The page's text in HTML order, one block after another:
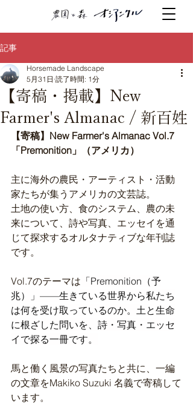
記事
【寄稿・掲載】New
Farmer's Almanac / 新百姓
Horsemade Landscape
5月31日 読了時間: 1分
【寄稿】New Farmer's Almanac Vol.7
「Premonition」（アメリカ）
主に海外の農民・アーティスト・活動
家たちが集うアメリカの文芸誌。
土地の使い方、食のシステム、農の未
来について、詩や写真、エッセイを通
じて探求するオルタナティブな年刊誌
です。
Vol.7のテーマは 「Premonition（予
兆）」——生きている世界から私たち
は何を受け取っているのか。土と生命
に根ざした問いを、詩・写真・エッセ
イで探る一冊です。
馬と働く風景の写真たちと共に、一編
の文章をMakiko Suzuki 名義で寄稿して
います。